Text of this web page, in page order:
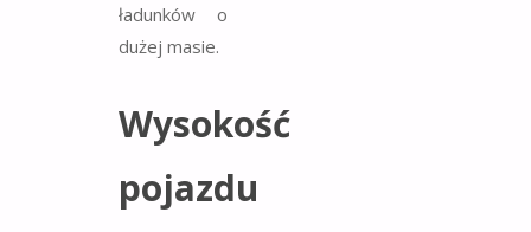
ładunków o
dużej masie.
Wysokość
pojazdu